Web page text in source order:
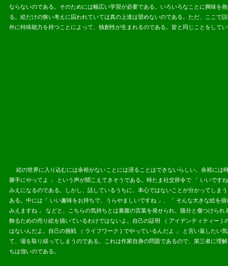
ならないのである。そのためには幅広い学習が必要である。いろいろなことに興味を
る。絵だけの狭い考えに囚われていては真の上達は望めないのである。ただ、
ここで
外に特殊能力を持つことによって、独創性が生まれるのである。皆と同じことをして
絵の世界に入り込むには余裕がないことには浸ることはできないらしい。余裕には
勝手にやってよ 」 という声が聞こえてきそうである。時たま社交辞令で 「 いいで
みえになるのである。しかし、話しているうちに、本心ではないことが分かってしま
ある。中には「 いい趣味をお持ちで、うらやましいですね 」、「 そんな大きな絵を
みえますね 」 などと、こちらの気持ちとは裏腹の言葉を発せられ、随分と傷つけら
飾るための売り絵を描いているわけではないよ。自己の証明 （ アイデンティティー
はないんだよ。自己の挑戦 （ ライフワーク ) でやっているんだよ 」 と言い返したい
て、場を取り繕ってしまうのである。これは作家自身の問題であるので、第三者に理
ちは強いのである。